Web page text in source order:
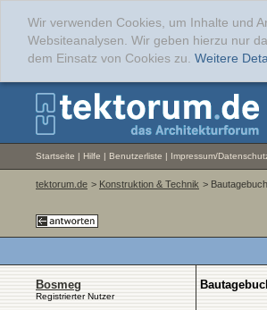
Wir verwenden Cookies, um Inhalte und
Websiteanalysen. Wir geben hierzu nur
dem Einsatz von Cookies zu. Weitere
Startseite | Hilfe | Benutzerliste | Impressum/
tektorum.de > Konstruktion & Technik > Bautagebuch
Bosmeg
Registrierter Nutzer